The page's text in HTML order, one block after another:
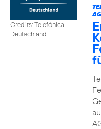
Credits: Telefónica
Deutschland